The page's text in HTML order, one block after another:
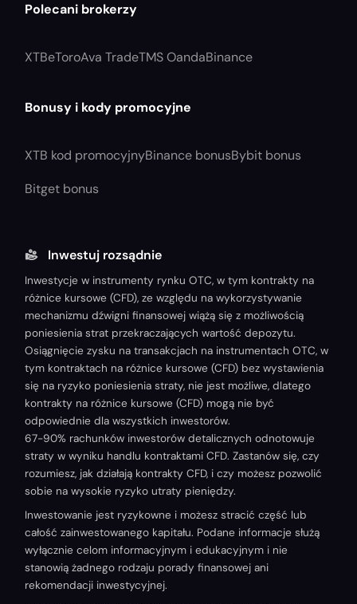
Polecani brokerzy
XTBeToroAva TradeTMS OandaBinance
Bonusy i kody promocyjne
XTB kod promocyjnyBinance bonusBybit bonus
Bitget bonus
Inwestuj rozsądnie
Inwestycje w instrumenty rynku OTC, w tym kontrakty na
różnice kursowe (CFD), ze względu na wykorzystywanie
mechanizmu dźwigni finansowej wiążą się z możliwością
poniesienia strat przekraczających wartość depozytu.
Osiągnięcie zysku na transakcjach na instrumentach OTC, w
tym kontraktach na różnice kursowe (CFD) bez wystawienia
się na ryzyko poniesienia straty, nie jest możliwe, dlatego
kontrakty na różnice kursowe (CFD) mogą nie być
odpowiednie dla wszystkich inwestorów.
67-90% rachunków inwestorów detalicznych odnotowuje
straty w wyniku handlu kontraktami CFD. Zastanów się, czy
rozumiesz, jak działają kontrakty CFD, i czy możesz pozwolić
sobie na wysokie ryzyko utraty pieniędzy.
Inwestowanie jest ryzykowne i możesz stracić część lub
całość zainwestowanego kapitału. Podane informacje służą
wyłącznie celom informacyjnym i edukacyjnym i nie
stanowią żadnego rodzaju porady finansowej ani
rekomendacji inwestycyjnej.